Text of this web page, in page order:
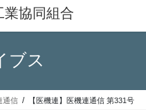
業協同組合
ブス
通信 【医機連】医機連通信 第331号